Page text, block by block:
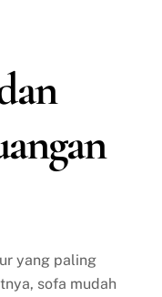
yang paling
sofa mudah